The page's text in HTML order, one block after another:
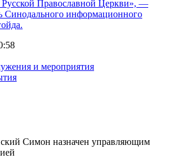
Русской Православной Церкви», —
Синодального информационного
и мероприятия
Симон назначен управляющим